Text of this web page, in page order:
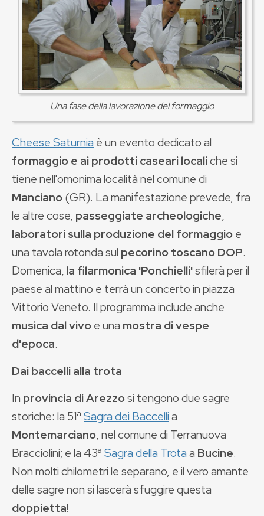
Una fase della lavorazione del formaggio
Cheese Saturnia è un evento dedicato al
formaggio e ai prodotti caseari localiche si
tiene nell'omonima località nel comune di
Manciano(GR). La manifestazione prevede, fra
le altre cose, passeggiate archeologiche,
laboratori sulla produzione del formaggioe
una tavola rotonda sul pecorino toscano DOP.
Domenica, la filarmonica 'Ponchielli'sfilerà per il
paese al mattino e terrà un concerto in piazza
Vittorio Veneto. Il programma include anche
musica dal vivoe una mostra di vespe
d'epoca.
Dai baccelli alla trota
In provincia di Arezzosi tengono due sagre
storiche: la 51ªSagra dei Baccellia
Montemarciano, nel comune di Terranuova
Bracciolini; e la 43ªSagra della Trotaa Bucine.
Non molti chilometri le separano, e il vero amante
delle sagre non si lascerà sfuggire questa
doppietta!